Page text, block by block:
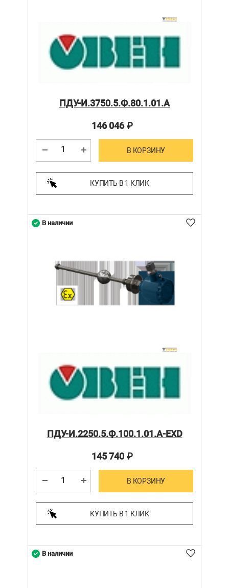
ПДУ-И.3750.5.Ф.80.1.01.А
146 046₽
В КОРЗИНУ
КУПИТЬ В 1 КЛИК
ПДУ-И.2250.5.Ф.100.1.01.А-ЕХD
145 740₽
В КОРЗИНУ
КУПИТЬ В 1 КЛИК
В наличии
В наличии